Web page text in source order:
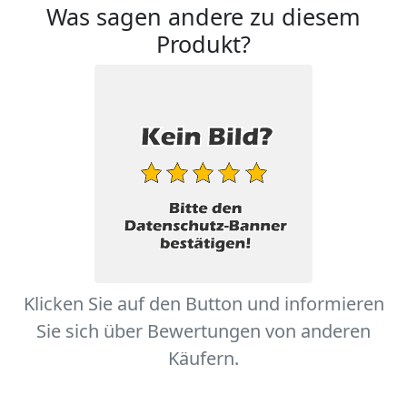
Was sagen andere zu diesem
Produkt?
Klicken Sie auf den Button und informieren
Sie sich über Bewertungen von anderen
Käufern.